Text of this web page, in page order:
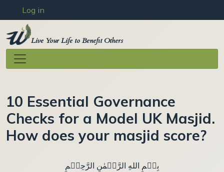
Skip to main content
User account menu
Log in
Live Your Life to Benefit Others
10 Essential Governance
Checks for a Model UK Masjid.
How does your masjid score?
بِسۡمِ اللهِ الرَّحۡمٰنِ الرَّحِيۡمِ